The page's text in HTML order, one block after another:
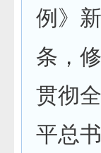
例》
条，
贯彻
平总